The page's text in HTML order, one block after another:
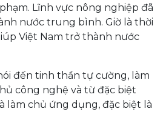
Lĩnh vực nông nghiệp đã
nước trung bình. Giờ là thời
Việt Nam trở thành nước
đến tinh thần tự cường, làm
công nghệ và từ đặc biệt
làm chủ ứng dụng, đặc biệt là